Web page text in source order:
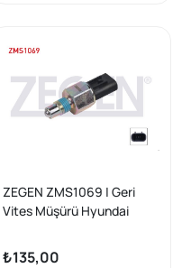
ZEGEN ZMS1069 | Geri
Vites Müşürü Hyundai
H100 1993-2004
₺135,00